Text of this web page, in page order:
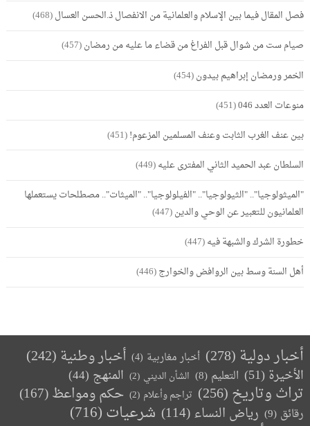
فصل المقال فيما بين الإسلام والعلمانية من الانفصال ذ.الحسن العسال(468)
صيام ست من شوال قبل الفراغ من قضاء ما عليه من رمضان(457)
الخمر ورمضان إبراهيم بيدون(454)
منوعات العدد 046
(451)
بين عنف الغرب الثابت وعنف المسلمين المزعوم!(451)
السلطان عبد الحميد الثاني المفترى عليه(449)
"الميثولوجيا".. "الثيولوجيا".. "الفيلولوجيا".. "الميثات".. مصطلحات يستعملها
العلمانيون للتعبير عن الوحي والدين(447)
خطورة الشرك والشبهة فيه(447)
أهل السنة وسط بين الروافض والخوارج(446)
أخبار دولية (278) أخبار مغاربية (4) أخبار وطنية(242)
الأخيرة (51) التعليم (8) الشأن الديني (2) المنهج (44)
تراث وتاريخ(256) تراجم وأعلام (2) حكم ومواعظ(167)
رقائق (9) رياض النساء(114) شرعيات(716)